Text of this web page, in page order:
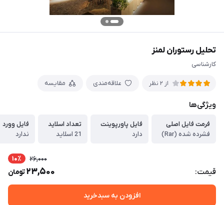
تحلیل رستوران لمنز
کارشناسی
از 2 نظر علاقه‌مندی مقایسه
ویژگی‌ها
فرمت فایل اصلی
فشرده شده (Rar)
فایل پاورپوینت
دارد
تعداد اسلاید
21 اسلاید
فایل وورد
ندارد
قیمت:
26,000 10٪
23,500تومان
افزودن به سبدخرید